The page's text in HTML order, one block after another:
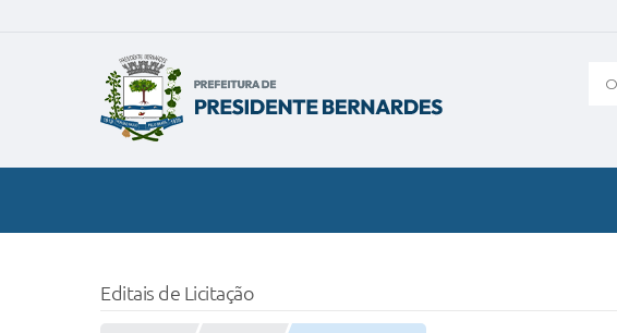
O
Editais de Licitação